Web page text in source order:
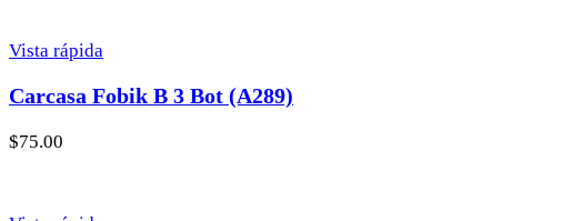
Vista rápida
Carcasa Fobik B 3 Bot (A289)
$75.00